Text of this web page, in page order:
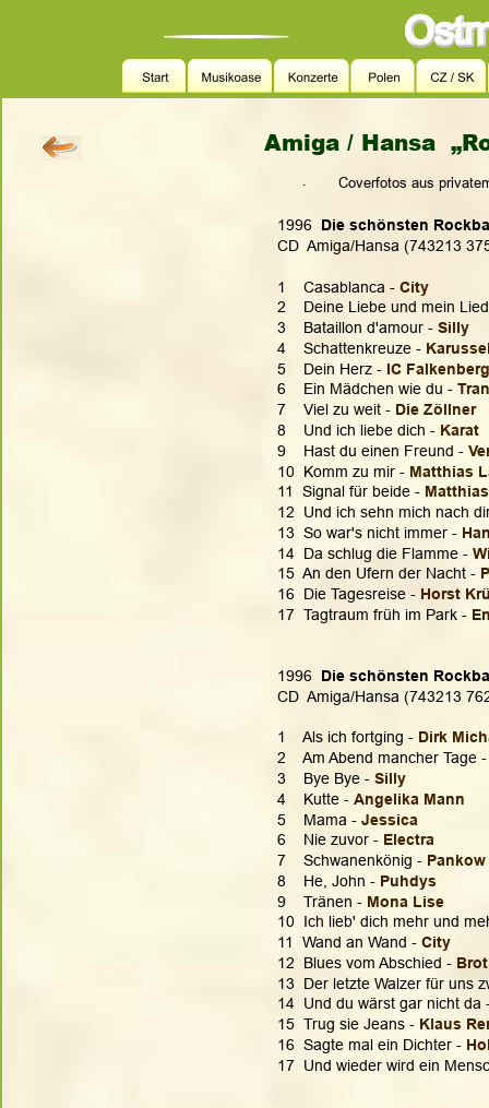
Amiga / Hansa
. Coverfotos aus
1996 Die schönsten
CD  Amiga/Hansa (743213
1    Casablanca - City
2    Deine Liebe und mein
3    Bataillon d'amour - Silly
4    Schattenkreuze -
5    Dein Herz - IC Falkenberg
6    Ein Mädchen wie du -
7    Viel zu weit - Die Zöllner
8    Und ich liebe dich - Karat
9    Hast du einen Freund -
10  Komm zu mir - Matthias
11  Signal für beide -
12  Und ich sehn mich nach
13  So war's nicht immer -
14  Da schlug die Flamme -
15  An den Ufern der Nacht -
16  Die Tagesreise - Horst
17  Tagtraum früh im Park -
1996 Die schönsten
CD  Amiga/Hansa (743213
1    Als ich fortging - Dirk
2    Am Abend mancher Tage
3    Bye Bye - Silly
4    Kutte - Angelika Mann
5    Mama - Jessica
6    Nie zuvor - Electra
7    Schwanenkönig - Pankow
8    He, John - Puhdys
9    Tränen - Mona Lise
10  Ich lieb' dich mehr und
11  Wand an Wand - City
12  Blues vom Abschied -
13  Der letzte Walzer für uns
14  Und du wärst gar nicht da
15  Trug sie Jeans - Klaus
16  Sagte mal ein Dichter -
17  Und wieder wird ein